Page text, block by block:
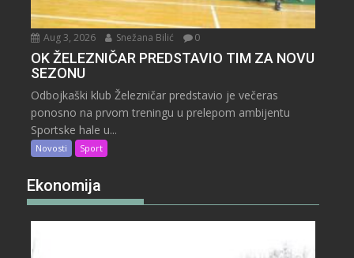
Aug 3, 2026 Snežana Bilić 0
OK ŽELEZNIČAR PREDSTAVIO TIM ZA NOVU
SEZONU
Odbojkaški klub Železničar predstavio je večeras
ponosno na prvom treningu u prelepom ambijentu
Sportske hale u...
Novosti Sport
Ekonomija